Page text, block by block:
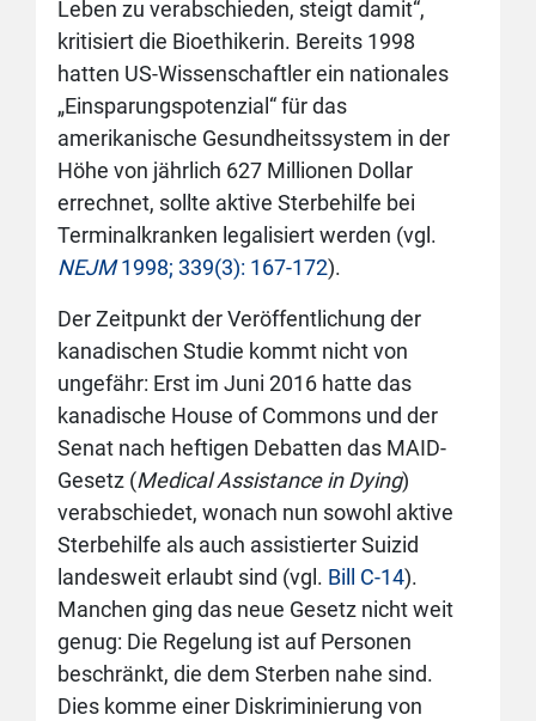
Leben zu verabschieden, steigt damit“,
kritisiert die Bioethikerin. Bereits 1998
hatten US-Wissenschaftler ein nationales
„Einsparungspotenzial“ für das
amerikanische Gesundheitssystem in der
Höhe von jährlich 627 Millionen Dollar
errechnet, sollte aktive Sterbehilfe bei
Terminalkranken legalisiert werden (vgl.
NEJM1998; 339(3): 167-172).
Der Zeitpunkt der Veröffentlichung der
kanadischen Studie kommt nicht von
ungefähr: Erst im Juni 2016 hatte das
kanadische House of Commons und der
Senat nach heftigen Debatten das MAID-
Gesetz (Medical Assistance in Dying)
verabschiedet, wonach nun sowohl aktive
Sterbehilfe als auch assistierter Suizid
landesweit erlaubt sind (vgl. Bill C-14).
Manchen ging das neue Gesetz nicht weit
genug: Die Regelung ist auf Personen
beschränkt, die dem Sterben nahe sind.
Dies komme einer Diskriminierung von